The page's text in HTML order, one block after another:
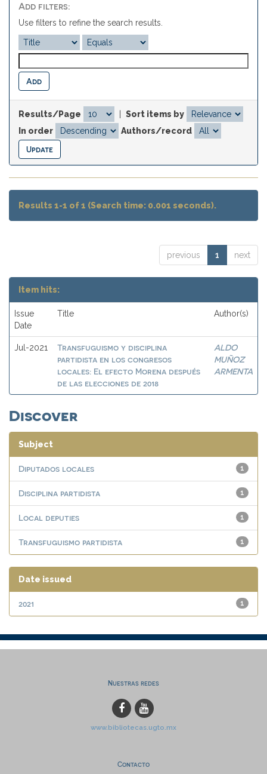
Add filters:
Use filters to refine the search results.
Results/Page
Sort items by
In order
Authors/record
Results 1-1 of 1 (Search time: 0.001 seconds).
previous 1 next
Item hits:
Issue
Date
Title Author(s)
Jul-2021
Transfuguismo y disciplina
partidista en los congresos
locales: El efecto Morena después
de las elecciones de 2018
ALDO
MUÑOZ
ARMENTA
Discover
Subject
1
Diputados locales
1
Disciplina partidista
1
Local deputies
1
Transfuguismo partidista
Date issued
1
2021
Nuestras redes
www.bibliotecas.ugto.mx
Contacto